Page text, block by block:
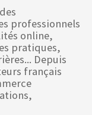
professionnels
online,
pratiques,
Depuis
français